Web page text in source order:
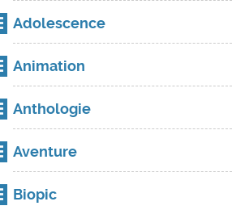
Adolescence
Animation
Anthologie
Aventure
Biopic